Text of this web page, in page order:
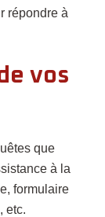
répondre à
vos
que
à la
formulaire
etc.